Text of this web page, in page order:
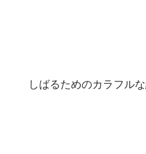
しばるためのカラフル